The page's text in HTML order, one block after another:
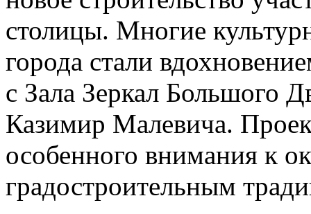
столицы. Многие
города стали
с Зала Зеркал Большого
Казимир Малевича.
особенного внимания к
градостроительным